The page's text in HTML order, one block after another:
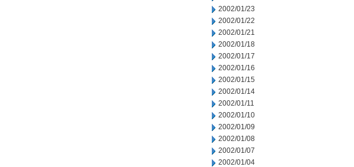
2002/01/23
2002/01/22
2002/01/21
2002/01/18
2002/01/17
2002/01/16
2002/01/15
2002/01/14
2002/01/11
2002/01/10
2002/01/09
2002/01/08
2002/01/07
2002/01/04